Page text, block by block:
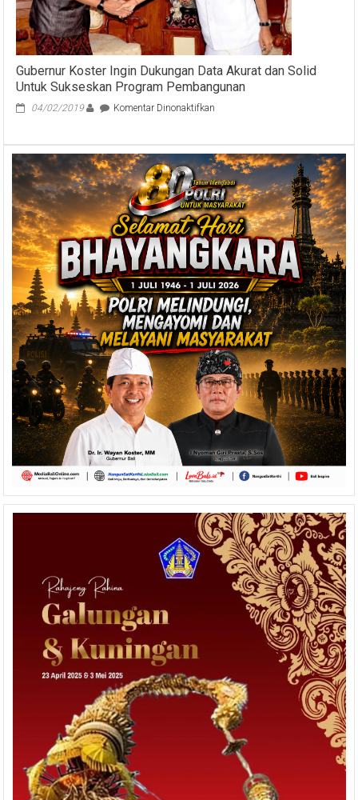
Terdampak
Gubernur Koster Ingin Dukungan Data Akurat dan Solid
Untuk Sukseskan Program Pembangunan
04/02/2019 Komentar Dinonaktifkan
Dukungan
Data
Akurat
dan
Solid
Untuk
Sukseskan
Program
Pembangunan